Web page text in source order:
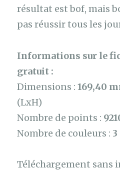
résultat est bof, mais
pas réussir tous les
Informations sur le
gratuit :
Dimensions :169,40
(LxH)
Nombre de points :
Nombre de couleurs :
Téléchargement sans